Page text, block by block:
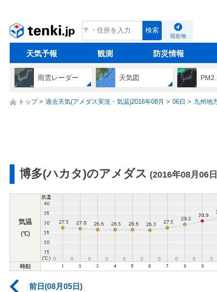
tenki.jp 検索
現在地
天気予報 観測 防災情報
雨雲レーダー 天気図
トップ 過去天気(アメダス実況・気温)2016年08月 06日 九州地
博多(ハカタ)のアメダス (2016年08月06
気温
(℃)
時刻
前日(08月05日)